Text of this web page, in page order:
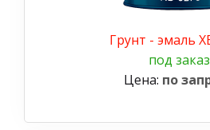
Грунт - эмаль
под заказ
Цена: по